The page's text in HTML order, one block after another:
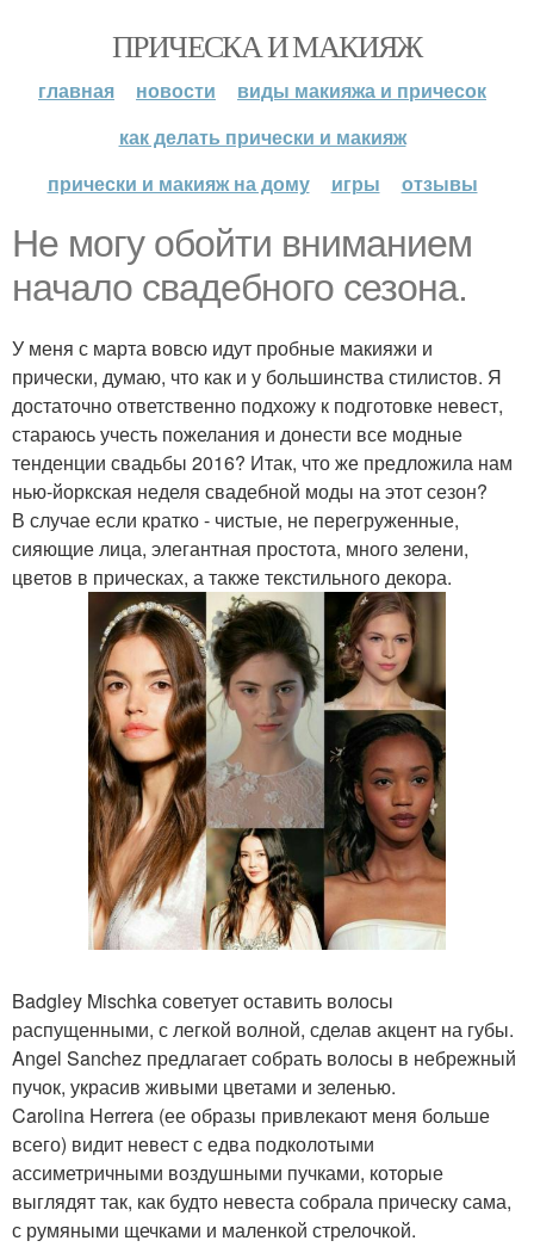
ПРИЧЕСКА И МАКИЯЖ
главная новости
виды макияжа и причесок
как делать прически и макияж
прически и макияж на дому
игры отзывы
Не могу обойти вниманием
начало свадебного сезона.
У меня с марта вовсю идут пробные макияжи и
прически, думаю, что как и у большинства стилистов. Я
достаточно ответственно подхожу к подготовке невест,
стараюсь учесть пожелания и донести все модные
тенденции свадьбы 2016? Итак, что же предложила нам
нью-йоркская неделя свадебной моды на этот сезон?
В случае если кратко - чистые, не перегруженные,
сияющие лица, элегантная простота, много зелени,
цветов в прическах, а также текстильного декора.
Badgley Mischka советует оставить волосы
распущенными, с легкой волной, сделав акцент на губы.
Angel Sanchez предлагает собрать волосы в небрежный
пучок, украсив живыми цветами и зеленью.
Carolina Herrera (ее образы привлекают меня больше
всего) видит невест с едва подколотыми
ассиметричными воздушными пучками, которые
выглядят так, как будто невеста собрала прическу сама,
с румяными щечками и маленкой стрелочкой.